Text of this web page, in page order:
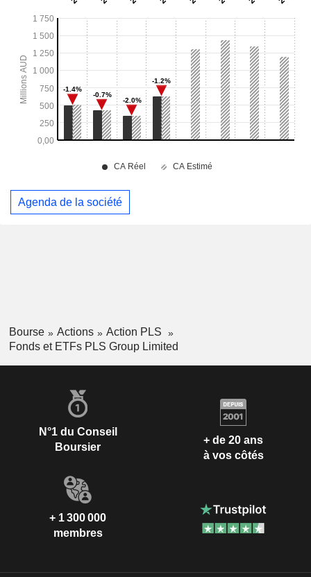
Agenda de la société
Bourse Actions
Action PLS
Fonds et ETFs PLS Group Limited
N°1 du Conseil
Boursier
+ de 20 ans
à vos côtés
+ 1 300 000
membres